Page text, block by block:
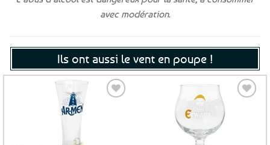
avec modération.
Ils ont aussi le vent en poupe !